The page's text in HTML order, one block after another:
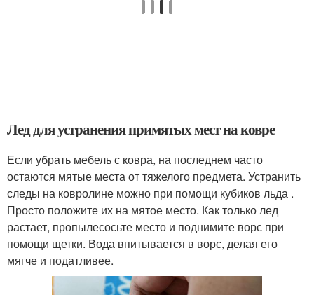
Лед для устранения примятых мест на ковре
Если убрать мебель с ковра, на последнем часто
остаются мятые места от тяжелого предмета. Устранить
следы на ковролине можно при помощи кубиков льда .
Просто положите их на мятое место. Как только лед
растает, пропылесосьте место и поднимите ворс при
помощи щетки. Вода впитывается в ворс, делая его
мягче и податливее.